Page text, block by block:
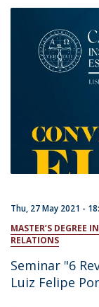
Thu, 27 May 2021 -
MASTER’S DEGREE
RELATIONS
Seminar "6
Luiz Felipe